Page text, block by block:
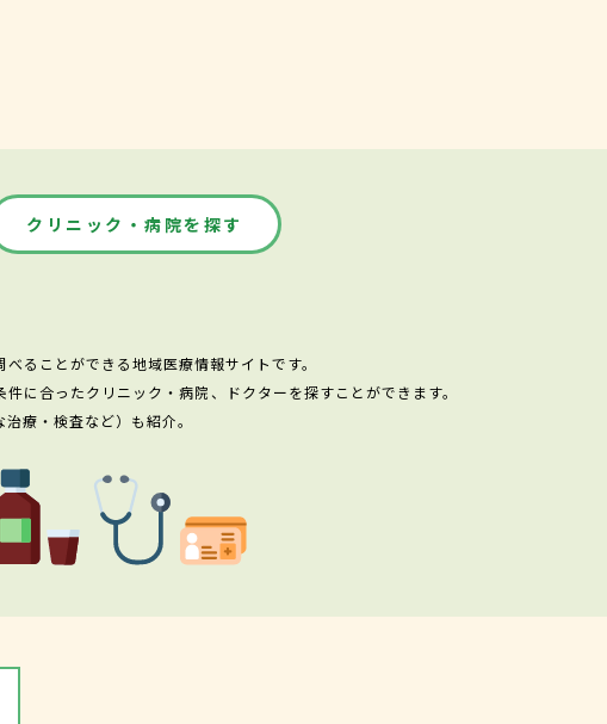
クリニック・病院を探す
ることができる地域医療情報サイトです。
に合ったクリニック・病院、ドクターを探すことができます。
療・検査など）も紹介。